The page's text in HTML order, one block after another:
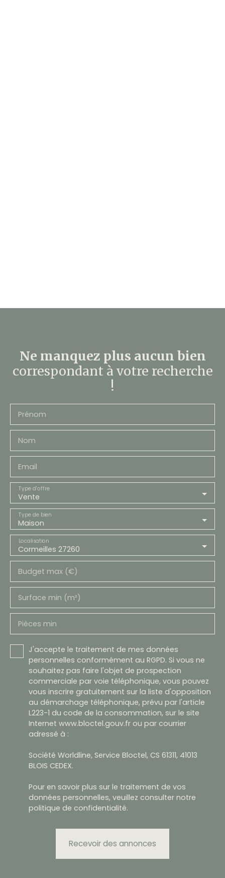
Ne manquez plus aucun bien
correspondant à votre recherche
!
Prénom
Nom
Email
Vente
Type d'offre
Maison
Type de bien
Cormeilles 27260
Localisation
Budget max (€)
Surface min (m²)
Pièces min
J'accepte le traitement de mes données
personnelles conformément au RGPD. Si vous ne
souhaitez pas faire l'objet de prospection
commerciale par voie téléphonique, vous pouvez
vous inscrire gratuitement sur la liste d'opposition
au démarchage téléphonique, prévu par l'article
L223-1 du code de la consommation, sur le site
Internet www.bloctel.gouv.fr ou par courrier
adressé à :
Société Worldline, Service Bloctel, CS 61311, 41013
BLOIS CEDEX.
Pour en savoir plus sur le traitement de vos
données personnelles, veuillez consulter notre
politique de confidentialité.
Recevoir des annonces